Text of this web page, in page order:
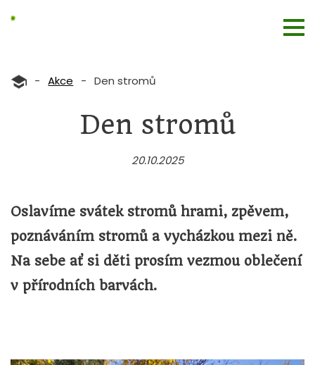
- Akce - Den stromů
Den stromů
20.10.2025
Oslavíme svátek stromů hrami, zpěvem,
poznáváním stromů a vycházkou mezi ně.
Na sebe ať si děti prosím vezmou oblečení
v přírodních barvách.